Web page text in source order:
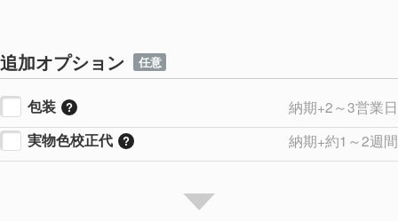
追加オプション 任意
包装
納期+2～3営業日
実物色校正代
納期+約1～2週間